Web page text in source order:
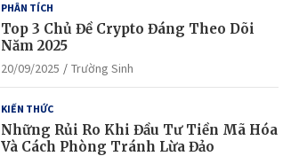
PHÂN TÍCH
Top 3 Chủ Đề Crypto Đáng Theo Dõi
Năm 2025
20/09/2025 Trường Sinh
KIẾN THỨC
Những Rủi Ro Khi Đầu Tư Tiền Mã Hóa
Và Cách Phòng Tránh Lừa Đảo